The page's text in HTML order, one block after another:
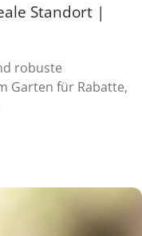
Standort |
robuste
Garten für Rabatte,